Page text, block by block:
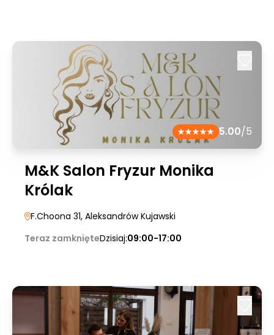
5.00/5
M&K Salon Fryzur Monika
Królak
F.Choona 31, Aleksandrów Kujawski
Teraz zamknięteDzisiaj:09:00-17:00